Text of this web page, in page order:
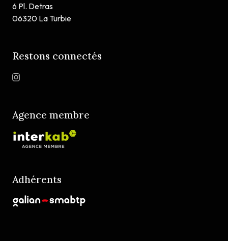
6 Pl. Detras
06320 La Turbie
Restons connectés
Agence membre
Adhérents